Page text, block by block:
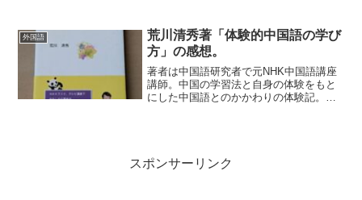
るが、標準中国語とは意思疎通ができな
いくらいにかけ離れている...
外国語
荒川清秀著「体験的中国語の学び
方」の感想。
著者は中国語研究者で元NHK中国語講座
講師。中国の学習法と自身の体験をもと
にした中国語とのかかわりの体験記。学
スポンサーリンク